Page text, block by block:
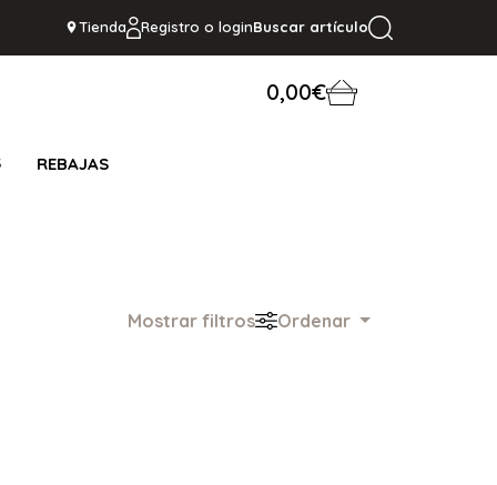
Tienda Registro o loginBuscar artículo
0,00€
REBAJAS
Mostrar filtros Ordenar